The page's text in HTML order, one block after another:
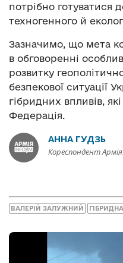
потрібно готуватися
техногенного й
Зазначимо, що мета
в обговоренні
розвитку
безпекової ситуації
гібридних впливів,
Федерація.
АННА ГУДЗЬ
Кореспондент
ВАЛЕРІЙ ЗАЛУЖНИЙ